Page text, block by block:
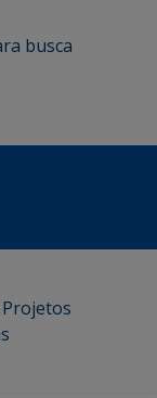
busca